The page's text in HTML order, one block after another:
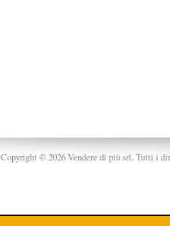
Copyright © 2026 Vendere di più srl. Tutti i